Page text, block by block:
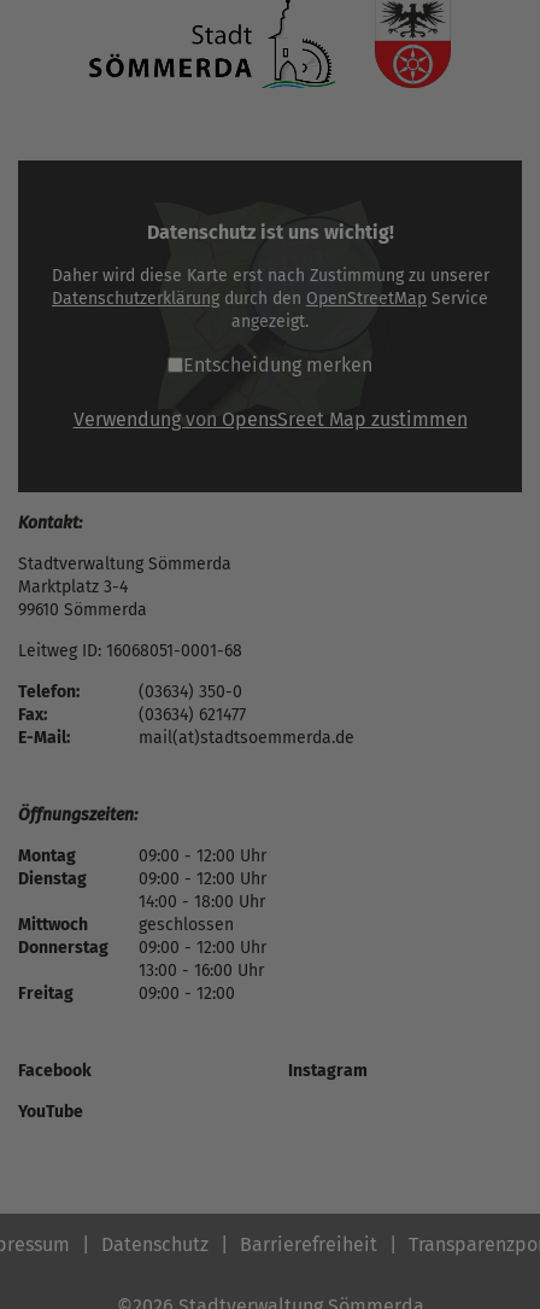
Datenschutz ist uns wichtig!
Daher wird diese Karte erst nach Zustimmung zu unserer
Datenschutzerklärung durch den OpenStreetMap Service
angezeigt.
Entscheidung merken
Verwendung von OpensSreet Map zustimmen
Kontakt:
Stadtverwaltung Sömmerda
Marktplatz 3-4
99610 Sömmerda
Leitweg ID: 16068051-0001-68
Telefon:
(03634) 350-0
Fax:
(03634) 621477
E-Mail:
mail(at)stadtsoemmerda.de
Öffnungszeiten:
Montag
09:00 - 12:00 Uhr
Dienstag
09:00 - 12:00 Uhr
14:00 - 18:00 Uhr
Mittwoch
geschlossen
Donnerstag
09:00 - 12:00 Uhr
13:00 - 16:00 Uhr
Freitag
09:00 - 12:00
Facebook
Instagram
YouTube
Datenschutz Barrierefreiheit